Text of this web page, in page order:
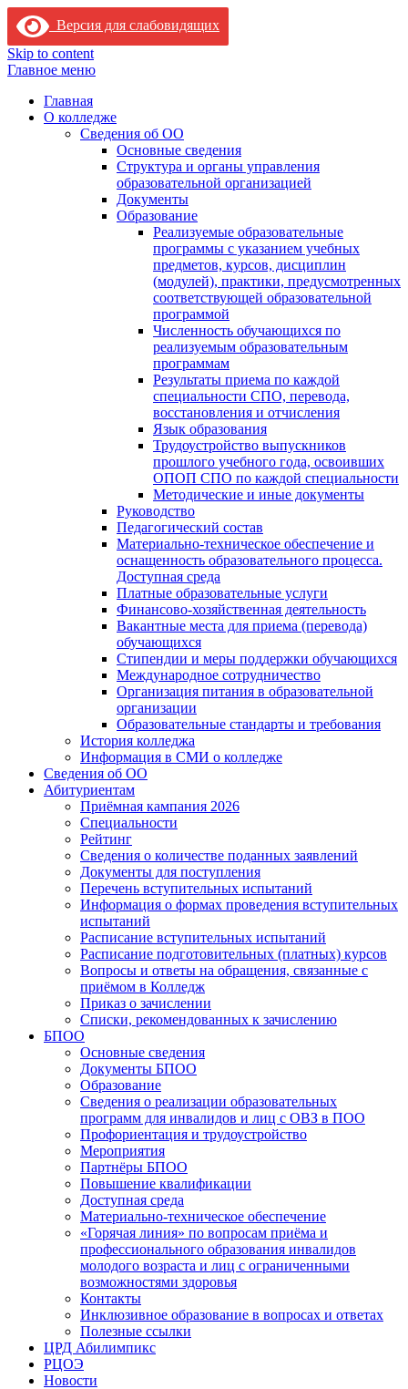
Версия для слабовидящих
Skip to content
Главное меню
Главная
О колледже
Сведения об ОО
Основные сведения
Структура и органы управления
образовательной организацией
Документы
Образование
Реализуемые образовательные
программы с указанием учебных
предметов, курсов, дисциплин
(модулей), практики, предусмотренных
соответствующей образовательной
программой
Численность обучающихся по
реализуемым образовательным
программам
Результаты приема по каждой
специальности СПО, перевода,
восстановления и отчисления
Язык образования
Трудоустройство выпускников
прошлого учебного года, освоивших
ОПОП СПО по каждой специальности
Методические и иные документы
Руководство
Педагогический состав
Материально-техническое обеспечение и
оснащенность образовательного процесса.
Доступная среда
Платные образовательные услуги
Финансово-хозяйственная деятельность
Вакантные места для приема (перевода)
обучающихся
Стипендии и меры поддержки обучающихся
Международное сотрудничество
Организация питания в образовательной
организации
Образовательные стандарты и требования
История колледжа
Информация в СМИ о колледже
Сведения об ОО
Абитуриентам
Приёмная кампания 2026
Специальности
Рейтинг
Сведения о количестве поданных заявлений
Документы для поступления
Перечень вступительных испытаний
Информация о формах проведения вступительных
испытаний
Расписание вступительных испытаний
Расписание подготовительных (платных) курсов
Вопросы и ответы на обращения, связанные с
приёмом в Колледж
Приказ о зачислении
Списки, рекомендованных к зачислению
БПОО
Основные сведения
Документы БПОО
Образование
Сведения о реализации образовательных
программ для инвалидов и лиц с ОВЗ в ПОО
Профориентация и трудоустройство
Мероприятия
Партнёры БПОО
Повышение квалификации
Доступная среда
Материально-техническое обеспечение
«Горячая линия» по вопросам приёма и
профессионального образования инвалидов
молодого возраста и лиц с ограниченными
возможностями здоровья
Контакты
Инклюзивное образование в вопросах и ответах
Полезные ссылки
ЦРД Абилимпикс
РЦОЭ
Новости